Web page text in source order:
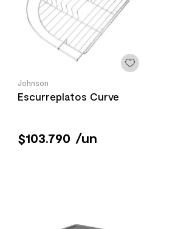
Johnson
Escurreplatos Curve
$103.790 /un